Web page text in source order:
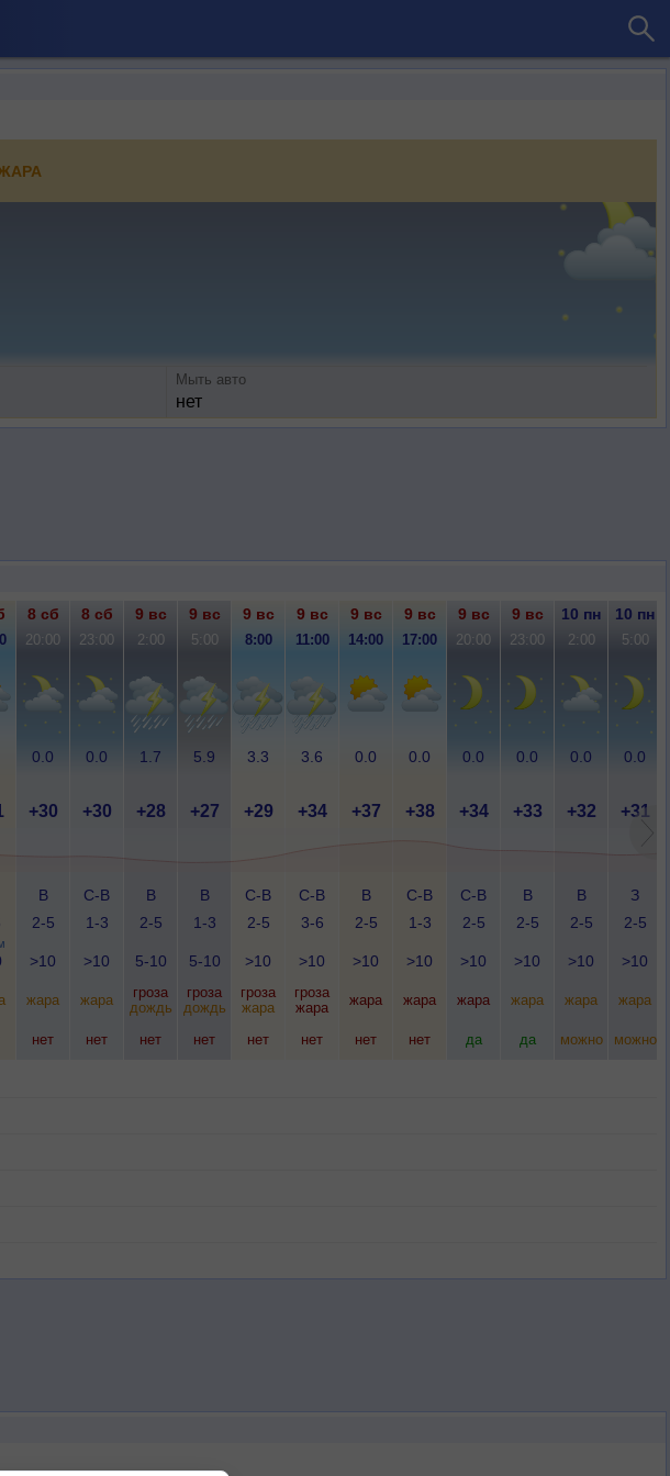
Мыть авто
нет
8 сб 8 сб 9 вс 9 вс 9 вс 9 вс 9 вс 9 вс 9 вс 9 вс 10 пн 10 пн
20:00 23:00 2:00 5:00 8:00 11:00 14:00 17:00 20:00 23:00 2:00 5:00
0.0 0.0 1.7 5.9 3.3 3.6 0.0 0.0 0.0 0.0 0.0 0.0
+30 +30 +28 +27 +29 +34 +37 +38 +34 +33 +32 +31
В
2-5
С-В
1-3
В
2-5
В
1-3
С-В
2-5
С-В
3-6
В
2-5
С-В
1-3
С-В
2-5
В
2-5
В
2-5
З
2-5
>10 >10 5-10 5-10 >10 >10 >10 >10 >10 >10 >10 >10
жара жара
гроза
дождь
гроза
дождь
гроза
жара
гроза
жара
жара жара жара жара жара жара
нет нет нет нет нет нет нет нет да да можно можно